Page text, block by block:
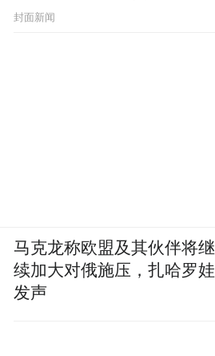
封面新闻
马克龙称欧盟及其伙伴将继
续加大对俄施压，扎哈罗娃
发声